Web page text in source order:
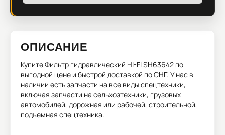
ОПИСАНИЕ
КупитеФильтр гидравлический HI-FI SH63642 по
выгодной цене и быстрой доставкой по СНГ. У нас в
наличии есть запчасти на все виды спецтехники,
включая запчасти на сельхозтехники, грузовых
автомобилей, дорожная или рабочей, строительной,
подъемная спецтехника.